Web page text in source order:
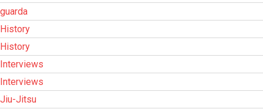
guarda
History
History
Interviews
Interviews
Jiu-Jitsu